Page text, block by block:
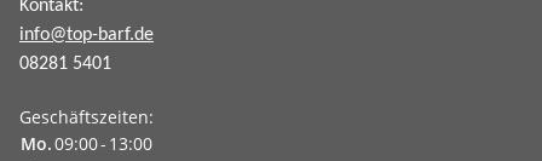
Kontakt:
info@top-barf.de
08281 5401
Geschäftszeiten:
Mo.09:00- 13:00